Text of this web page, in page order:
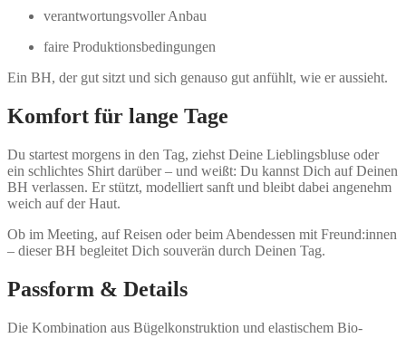
verantwortungsvoller Anbau
faire Produktionsbedingungen
Ein BH, der gut sitzt und sich genauso gut anfühlt, wie er aussieht.
Komfort für lange Tage
Du startest morgens in den Tag, ziehst Deine Lieblingsbluse oder
ein schlichtes Shirt darüber – und weißt: Du kannst Dich auf Deinen
BH verlassen. Er stützt, modelliert sanft und bleibt dabei angenehm
weich auf der Haut.
Ob im Meeting, auf Reisen oder beim Abendessen mit Freund:innen
– dieser BH begleitet Dich souverän durch Deinen Tag.
Passform & Details
Die Kombination aus Bügelkonstruktion und elastischem Bio-